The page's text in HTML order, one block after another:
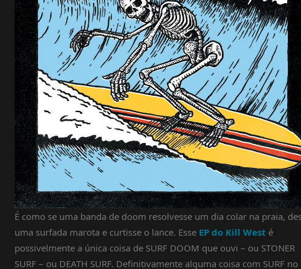
É como se uma banda de doom resolvesse um dia colar na praia,
uma surfada marota e curtisse o lance. Esse EP do Kill West é
possivelmente a única coisa de SURF DOOM que ouvi – ou STONER
SURF – ou DEATH SURF. Definitivamente alguma coisa com SURF no